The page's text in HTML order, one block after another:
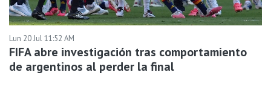
Lun 20 Jul 11:52 AM
FIFA abre investigación tras comportamiento
de argentinos al perder la final